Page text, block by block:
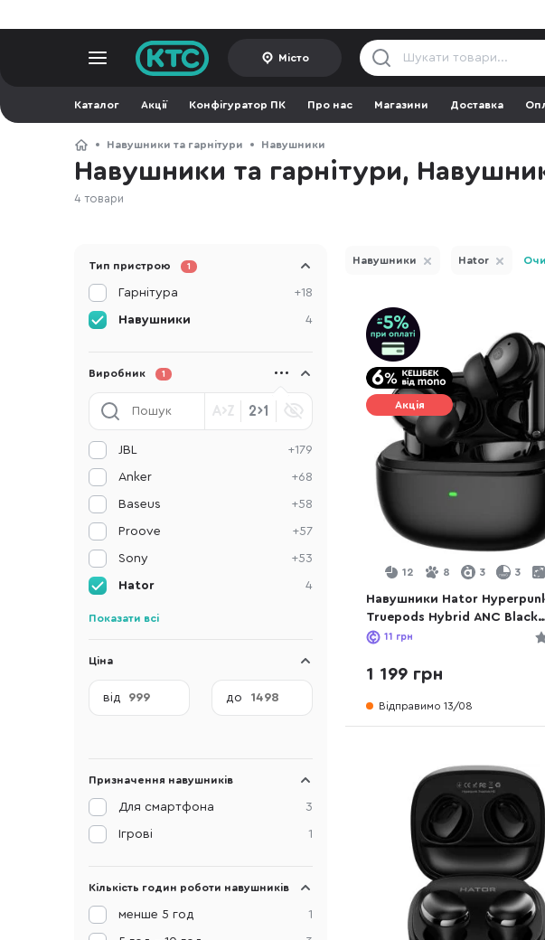
Місто
Каталог Акції Конфігуратор ПК Про нас Магазини Доставка
Навушники та гарнітури Навушники
Навушники та гарнітури,
4 товари
Навушники Hator
Акція
12 8 3 3
Навушники Hator
Truepods Hybrid ANC Black
(HTA431)
11 грн
1 199 грн
Відправимо 13/08
Тип пристрою 1
+18
Гарнітура
4
Навушники
Виробник 1
+179
JBL
+68
Anker
+58
Baseus
+57
Proove
+53
Sony
4
Hator
Показати всі
Ціна
від до
Призначення навушників
3
Для смартфона
1
Ігрові
Кількість годин роботи навушників
1
менше 5 год